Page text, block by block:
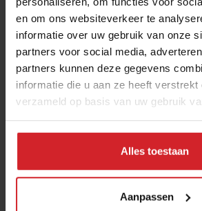
en om ons websiteverkeer te
informatie over uw gebruik van onze
partners voor social media,
partners kunnen deze gegevens
informatie die u aan ze heeft verstrekt
verzameld op basis van uw gebruik
Alles toestaan
Aanpassen
Nieuwe culinaire hotspot in
lokale groenten in de spotlight
Cool concept | Ken jij dit foodservice
Restaurants Concepten